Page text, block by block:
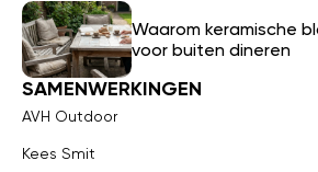
Waarom keramische
voor buiten dineren
SAMENWERKINGEN
AVH Outdoor
Kees Smit